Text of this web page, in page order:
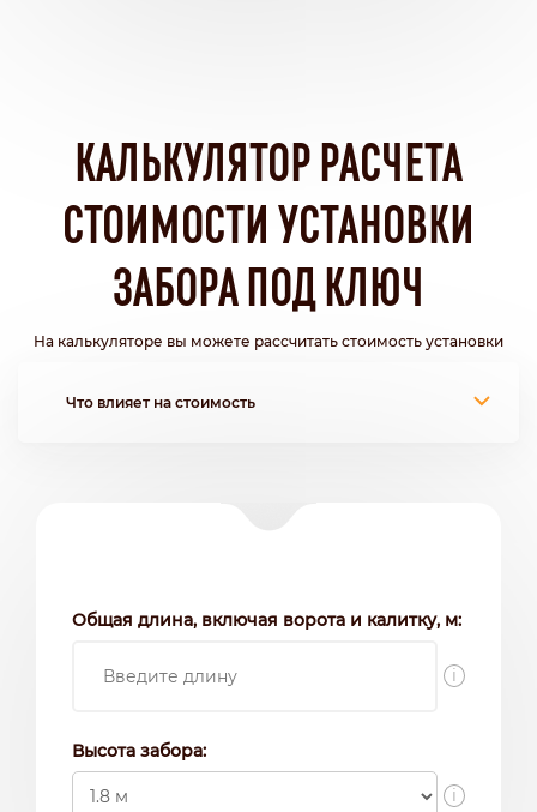
КАЛЬКУЛЯТОР РАСЧЕТА
СТОИМОСТИ УСТАНОВКИ
ЗАБОРА ПОД КЛЮЧ
На калькуляторе вы можете рассчитать стоимость установки
Что влияет на стоимость
Общая длина, включая ворота и калитку, м:
i
Высота забора:
i